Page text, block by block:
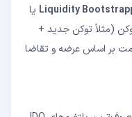
Liquidity یا
(مثلاً توکن جدید +
بر اساس عرضه و تقاضا